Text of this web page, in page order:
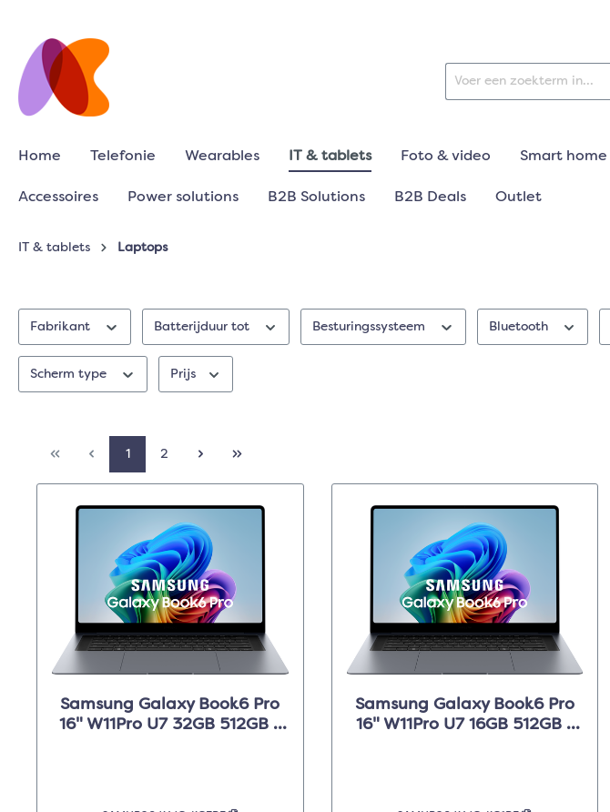
Home Telefonie Wearables IT & tablets Foto & video Smart home
Accessoires Power solutions B2B Solutions B2B Deals Outlet
IT & tablets Laptops
Fabrikant Batterijduur tot Besturingssysteem Bluetooth
Scherm type Prijs
1 2
Samsung Galaxy Book6 Pro
16" W11Pro U7 32GB 512GB -
Samsung Galaxy Book6 Pro
16" W11Pro U7 16GB 512GB -